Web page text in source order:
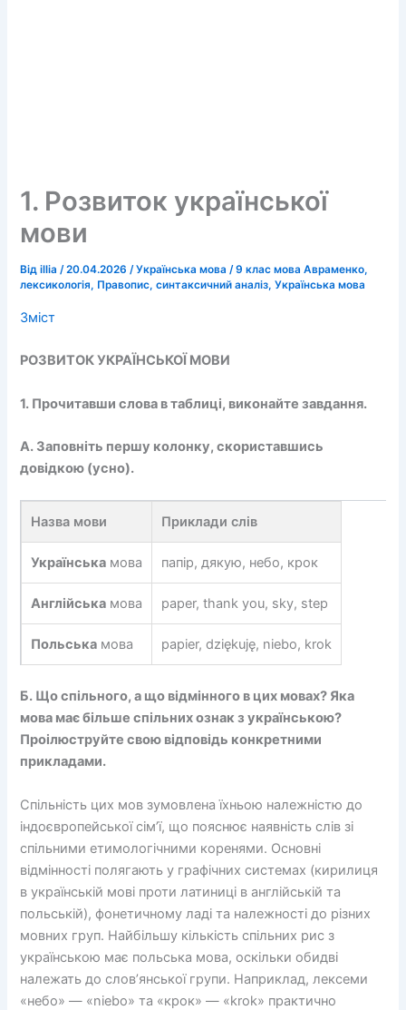
1. Розвиток української
мови
Відillia/20.04.2026/Українська мова /9 клас мова Авраменко,
лексикологія, Правопис,синтаксичний аналіз,Українська мова
Зміст
РОЗВИТОК УКРАЇНСЬКОЇ МОВИ
1. Прочитавши слова в таблиці, виконайте завдання.
А. Заповніть першу колонку, скориставшись
довідкою (усно).
Назва мови Приклади слів
Українська мова папір, дякую, небо, крок
Англійська мова paper, thank you, sky, step
Польська мова papier, dziękuję, niebo, krok
Б. Що спільного, а що відмінного в цих мовах? Яка
мова має більше спільних ознак з українською?
Проілюструйте свою відповідь конкретними
прикладами.
Спільність цих мов зумовлена їхньою належністю до
індоєвропейської сім’ї, що пояснює наявність слів зі
спільними етимологічними коренями. Основні
відмінності полягають у графічних системах (кирилиця
в українській мові проти латиниці в англійській та
польській), фонетичному ладі та належності до різних
мовних груп. Найбільшу кількість спільних рис з
українською має польська мова, оскільки обидві
належать до слов’янської групи. Наприклад, лексеми
«небо» — «niebo» та «крок» — «krok» практично